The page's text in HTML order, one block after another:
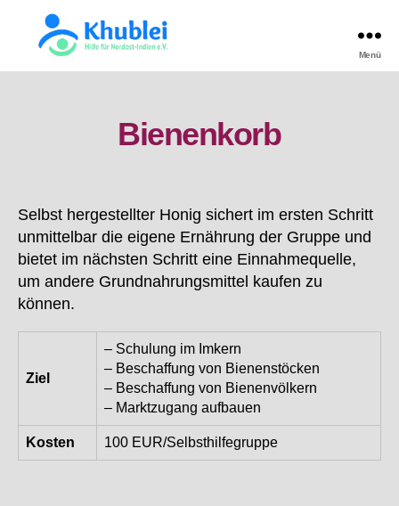
Khublei
Menü
Bienenkorb
Selbst hergestellter Honig sichert im ersten Schritt
unmittelbar die eigene Ernährung der Gruppe und
bietet im nächsten Schritt eine Einnahmequelle,
um andere Grundnahrungsmittel kaufen zu
können.
Ziel
– Schulung im Imkern
– Beschaffung von Bienenstöcken
– Beschaffung von Bienenvölkern
– Marktzugang aufbauen
Kosten 100 EUR/Selbsthilfegruppe